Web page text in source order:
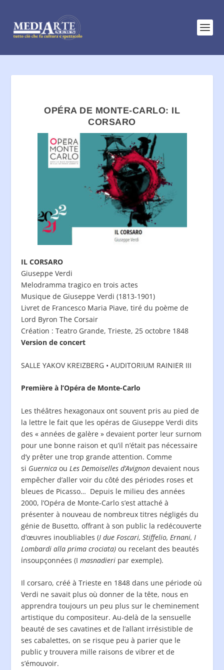
OPÉRA DE MONTE-CARLO: IL
CORSARO
IL CORSARO
Giuseppe Verdi
Melodramma tragico en trois actes
Musique de Giuseppe Verdi (1813-1901)
Livret de Francesco Maria Piave, tiré du poème de
Lord Byron The Corsair
Création : Teatro Grande, Trieste, 25 octobre 1848
Version de concert
SALLE YAKOV KREIZBERG • AUDITORIUM RAINIER III
Première à l’Opéra de Monte-Carlo
Les théâtres hexagonaux ont souvent pris au pied de
la lettre le fait que les opéras de Giuseppe Verdi dits
des « années de galère » devaient porter leur surnom
pour une bonne raison et qu’il n’était pas nécessaire
d’y prêter une trop grande attention. Comme
si Guernica ou Les Demoiselles d’Avignon devaient nous
empêcher d’aller voir du côté des périodes roses et
bleues de Picasso… Depuis le milieu des années
2000, l’Opéra de Monte-Carlo s’est attaché à
présenter à nouveau de nombreux titres négligés du
génie de Busetto, offrant à son public la redécouverte
d’œuvres inoubliables (I due Foscari, Stiffelio, Ernani, I
Lombardi alla prima crociata) ou recelant des beautés
insoupçonnées (Imasnadieri par exemple).
Il corsaro, créé à Trieste en 1848 dans une période où
Verdi ne savait plus où donner de la tête, nous en
apprendra toujours un peu plus sur le cheminement
artistique du compositeur. Au-delà de la sensuelle
beauté de ses cavatines et de l’allant irrésistible de
ses cabalettes, on se risque peu à parier que le
public y trouvera mille raisons de vibrer et de
s’émouvoir.